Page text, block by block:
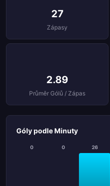
27
Zápasy
2.89
Průměr Gólů / Zápas
Góly podle Minuty
0 0 26